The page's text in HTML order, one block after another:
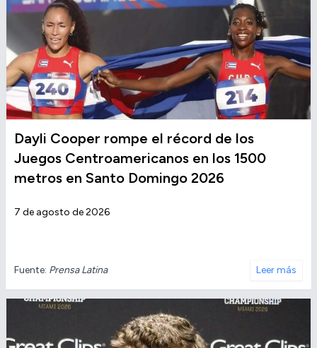
Dayli Cooper rompe el récord de los
Juegos Centroamericanos en los 1500
metros en Santo Domingo 2026
7 de agosto de 2026
Fuente: Prensa Latina Leer más